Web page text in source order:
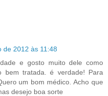
de 2012 às 11:48
e gosto muito dele como
bem tratada. é verdade! Para
um bom médico. Acho que
desejo boa sorte